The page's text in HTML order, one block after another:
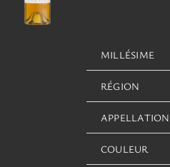
MILLÉSIME
RÉGION
APPELLATION
COULEUR